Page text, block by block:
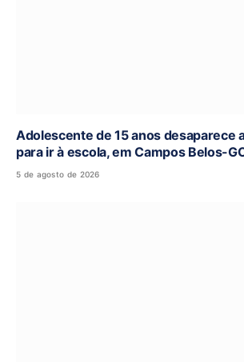
Adolescente de 15 anos desaparece
para ir à escola, em Campos Belos-
5 de agosto de 2026